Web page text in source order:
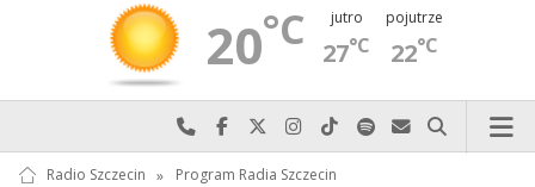
20°C jutro
27°C
pojutrze
22°C
Najlepiej po prostu do nas zadzwoń
Odwiedź nas na Facebook-u
Odwiedź nas na X
Odwiedź nas na Instagram-ie
Odwiedź nas na TikTok-u
Szukaj nas na Spotify
Wyślij do nas
Szukaj
Radio Szczecin » Program Radia Szczecin